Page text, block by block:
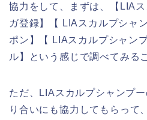
協力をして、まずは、【LIA
ガ登録】【 LIAスカルプシャ
ポン】【 LIAスカルプシャン
ル】という感じで調べてみる
ただ、LIAスカルプシャンプ
り合いにも協力してもらって